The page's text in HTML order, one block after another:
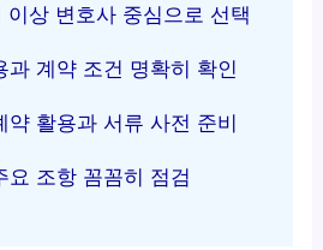
이상 변호사 중심으로 선택
과 계약 조건 명확히 확인
약 활용과 서류 사전 준비
요 조항 꼼꼼히 점검